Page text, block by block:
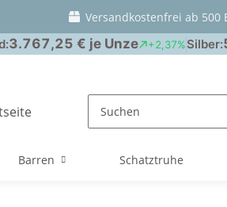
Versandkostenfrei ab 500
Barren Schatztruhe